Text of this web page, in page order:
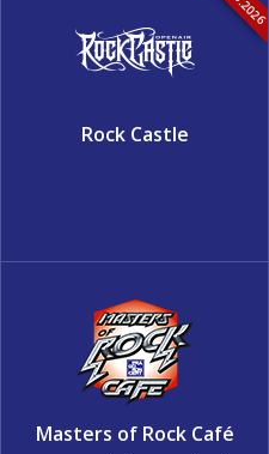
Rock Castle
Masters of Rock Café